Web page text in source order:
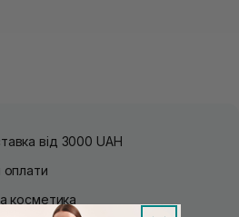
від 3000 UAH
оплати
косметика